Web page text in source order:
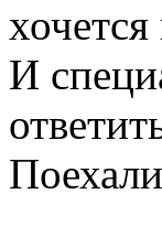
И
Поехали